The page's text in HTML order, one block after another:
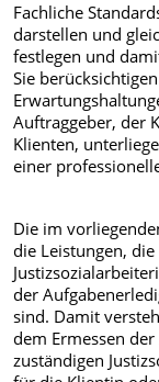
Fachliche
darstellen und
festlegen und
Sie
Auftraggeber, der
Klienten,
einer
Die im
die Leistungen,
der
sind. Damit
dem Ermessen
zuständigen